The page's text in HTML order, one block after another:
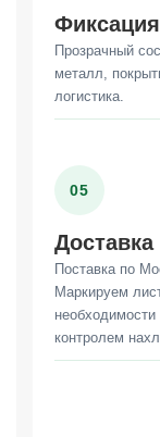
Прозрачный
металл,
логистика.
05
Поставка по
Маркируем
контролем